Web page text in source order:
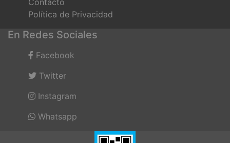
Contacto
Política de Privacidad
En Redes Sociales
Facebook
Twitter
Instagram
Whatsapp